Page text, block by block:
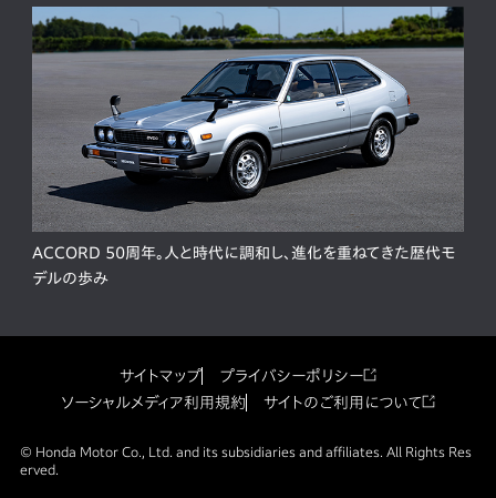
ACCORD 50周年。人と時代に調和し、進化を重ねてきた歴代モ
デルの歩み
サイトマップ
プライバシーポリシー
ソーシャルメディア利用規約
サイトのご利用について
© Honda Motor Co., Ltd. and its subsidiaries and affiliates. All Rights Res
erved.